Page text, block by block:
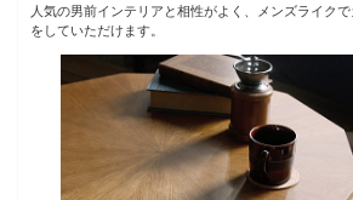
人気の男前インテリアと相性がよく、メンズライク
をしていただけます。